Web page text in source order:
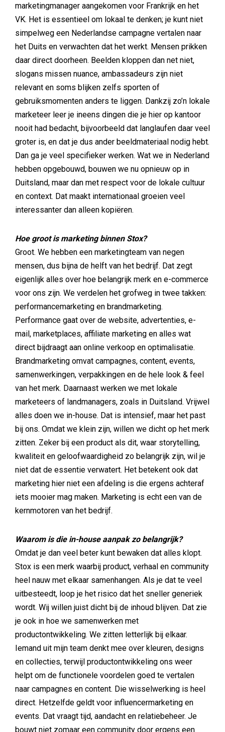
marketingmanager aangekomen voor Frankrijk en het
VK. Het is essentieel om lokaal te denken; je kunt niet
simpelweg een Nederlandse campagne vertalen naar
het Duits en verwachten dat het werkt. Mensen prikken
daar direct doorheen. Beelden kloppen dan net niet,
slogans missen nuance, ambassadeurs zijn niet
relevant en soms blijken zelfs sporten of
gebruiksmomenten anders te liggen. Dankzij zo’n lokale
marketeer leer je ineens dingen die je hier op kantoor
nooit had bedacht, bijvoorbeeld dat langlaufen daar veel
groter is, en dat je dus ander beeldmateriaal nodig hebt.
Dan ga je veel specifieker werken. Wat we in Nederland
hebben opgebouwd, bouwen we nu opnieuw op in
Duitsland, maar dan met respect voor de lokale cultuur
en context. Dat maakt internationaal groeien veel
interessanter dan alleen kopiëren.
Hoe groot is marketing binnen Stox?
Groot. We hebben een marketingteam van negen
mensen, dus bijna de helft van het bedrijf. Dat zegt
eigenlijk alles over hoe belangrijk merk en e-commerce
voor ons zijn. We verdelen het grofweg in twee takken:
performancemarketing en brandmarketing.
Performance gaat over de website, advertenties, e-
mail, marketplaces, affiliate marketing en alles wat
direct bijdraagt aan online verkoop en optimalisatie.
Brandmarketing omvat campagnes, content, events,
samenwerkingen, verpakkingen en de hele look & feel
van het merk. Daarnaast werken we met lokale
marketeers of landmanagers, zoals in Duitsland. Vrijwel
alles doen we in-house. Dat is intensief, maar het past
bij ons. Omdat we klein zijn, willen we dicht op het merk
zitten. Zeker bij een product als dit, waar storytelling,
kwaliteit en geloofwaardigheid zo belangrijk zijn, wil je
niet dat de essentie verwatert. Het betekent ook dat
marketing hier niet een afdeling is die ergens achteraf
iets mooier mag maken. Marketing is echt een van de
kernmotoren van het bedrijf.
Waarom is die in-house aanpak zo belangrijk?
Omdat je dan veel beter kunt bewaken dat alles klopt.
Stox is een merk waarbij product, verhaal en community
heel nauw met elkaar samenhangen. Als je dat te veel
uitbesteedt, loop je het risico dat het sneller generiek
wordt. Wij willen juist dicht bij de inhoud blijven. Dat zie
je ook in hoe we samenwerken met
productontwikkeling. We zitten letterlijk bij elkaar.
Iemand uit mijn team denkt mee over kleuren, designs
en collecties, terwijl productontwikkeling ons weer
helpt om de functionele voordelen goed te vertalen
naar campagnes en content. Die wisselwerking is heel
direct. Hetzelfde geldt voor influencermarketing en
events. Dat vraagt tijd, aandacht en relatiebeheer. Je
bouwt niet zomaar een community door ergens een